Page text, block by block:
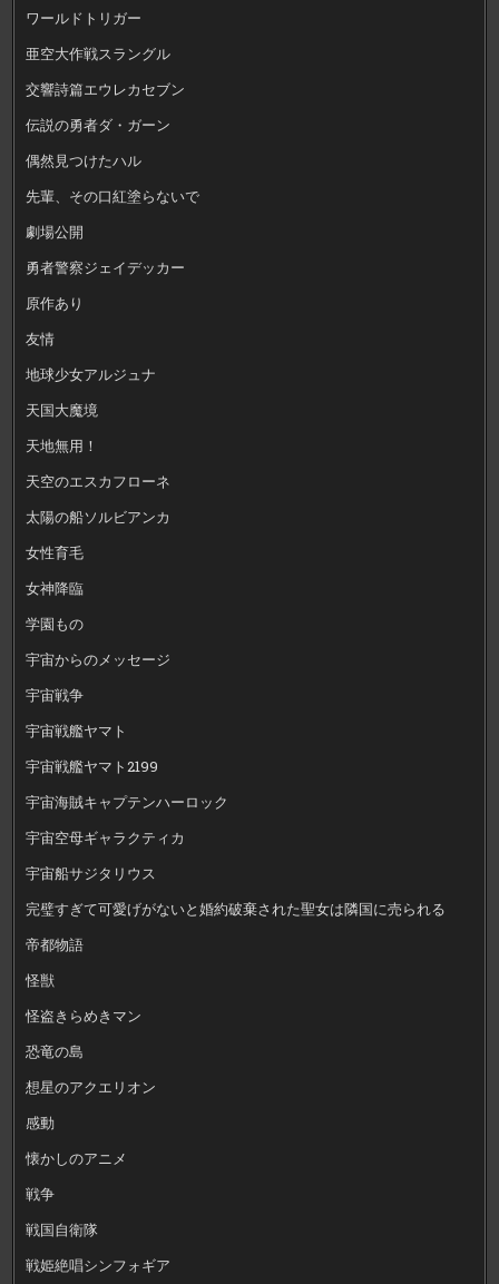
ワールドトリガー
亜空大作戦スラングル
交響詩篇エウレカセブン
伝説の勇者ダ・ガーン
偶然見つけたハル
先輩、その口紅塗らないで
劇場公開
勇者警察ジェイデッカー
原作あり
友情
地球少女アルジュナ
天国大魔境
天地無用！
天空のエスカフローネ
太陽の船ソルビアンカ
女性育毛
女神降臨
学園もの
宇宙からのメッセージ
宇宙戦争
宇宙戦艦ヤマト
宇宙戦艦ヤマト2199
宇宙海賊キャプテンハーロック
宇宙空母ギャラクティカ
宇宙船サジタリウス
完璧すぎて可愛げがないと婚約破棄された聖女は隣国に売られる
帝都物語
怪獣
怪盗きらめきマン
恐竜の島
想星のアクエリオン
感動
懐かしのアニメ
戦争
戦国自衛隊
戦姫絶唱シンフォギア